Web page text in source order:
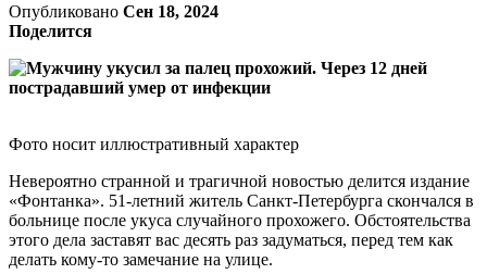
Опубликовано Сен 18, 2024
Поделится
Фото носит иллюстративный характер
Невероятно странной и трагичной новостью делится издание
«Фонтанка». 51-летний житель Санкт-Петербурга скончался в
больнице после укуса случайного прохожего. Обстоятельства
этого дела заставят вас десять раз задуматься, перед тем как
делать кому-то замечание на улице.